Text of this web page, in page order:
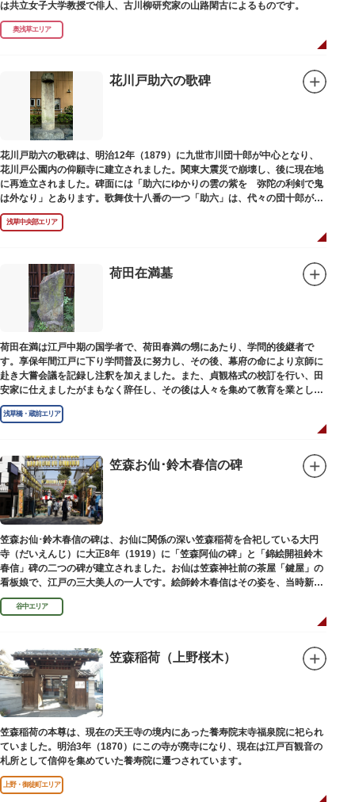
は共立女子大学教授で俳人、古川柳研究家の山路閑古によるものです。
奥浅草エリア
花川戸助六の歌碑
花川戸助六の歌碑は、明治12年（1879）に九世市川団十郎が中心となり、
花川戸公園内の仰願寺に建立されました。関東大震災で崩壊し、後に現在地
に再造立されました。碑面には「助六にゆかりの雲の紫を 弥陀の利剣で鬼
は外なり」とあります。歌舞伎十八番の一つ「助六」は、代々の団十郎が伝
えていますが、助六の実像は不明です。
浅草中央部エリア
荷田在満墓
荷田在満は江戸中期の国学者で、荷田春満の甥にあたり、学問的後継者で
す。享保年間江戸に下り学問普及に努力し、その後、幕府の命により京師に
赴き大嘗会議を記録し注釈を加えました。また、貞観格式の校訂を行い、田
安家に仕えましたがまもなく辞任し、その後は人々を集めて教育を業としま
した。お墓は金竜寺（きんりゅうじ）境内にあります。
浅草橋・蔵前エリア
笠森お仙･鈴木春信の碑
笠森お仙･鈴木春信の碑は、お仙に関係の深い笠森稲荷を合祀している大円
寺（だいえんじ）に大正8年（1919）に「笠森阿仙の碑」と「錦絵開祖鈴木
春信」碑の二つの碑が建立されました。お仙は笠森神社前の茶屋「鍵屋」の
看板娘で、江戸の三大美人の一人です。絵師鈴木春信はその姿を、当時新し
い絵画様式である多色刷り版画「錦絵」に描きました。
谷中エリア
笠森稲荷（上野桜木）
笠森稲荷の本尊は、現在の天王寺の境内にあった養寿院末寺福泉院に祀られ
ていました。明治3年（1870）にこの寺が廃寺になり、現在は江戸百観音の
札所として信仰を集めていた養寿院に遷つされています。
上野・御徒町エリア